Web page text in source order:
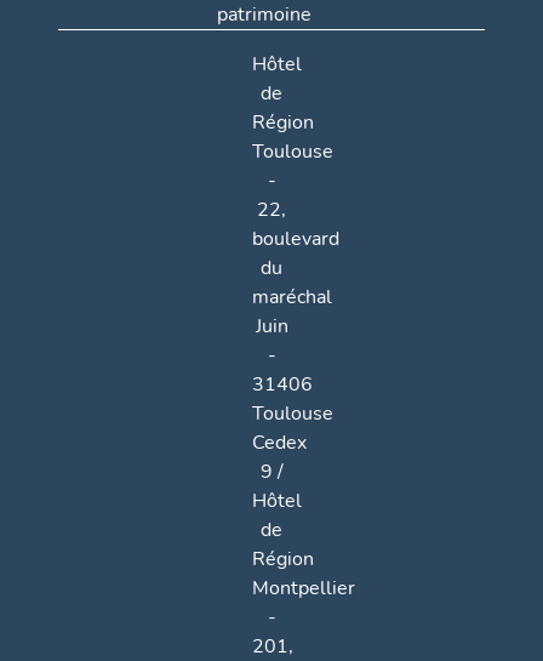
patrimoine
Hôtel
de
Région
Toulouse
-
22,
boulevard
du
maréchal
Juin
-
31406
Toulouse
Cedex
9 /
Hôtel
de
Région
Montpellier
-
201,